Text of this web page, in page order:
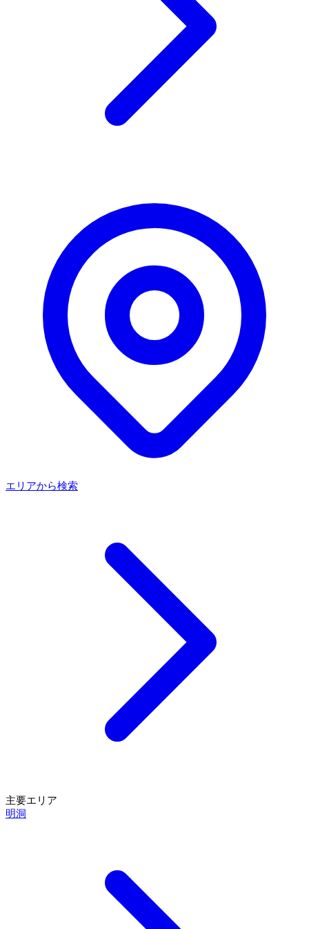
エリアから検索
主要エリア
明洞